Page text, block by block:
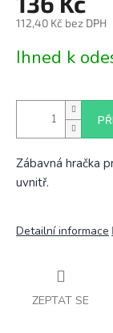
112,40 Kč bez DPH
cena:
Ihned k
Zábavná hračka
uvnitř.
Detailní informace
ZEPTAT SE